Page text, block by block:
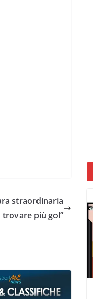
straordinaria
più gol”